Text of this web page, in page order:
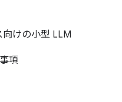
けの小型 LLM
項